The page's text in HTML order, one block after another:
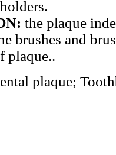
the plaque
brushes and
plaque..
plaque;